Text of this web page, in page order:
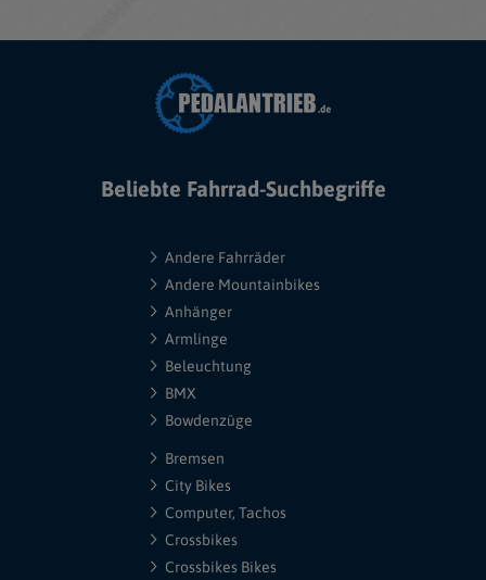
Beliebte Fahrrad-Suchbegriffe
Andere Fahrräder
Andere Mountainbikes
Anhänger
Armlinge
Beleuchtung
BMX
Bowdenzüge
Bremsen
City Bikes
Computer, Tachos
Crossbikes
Crossbikes Bikes